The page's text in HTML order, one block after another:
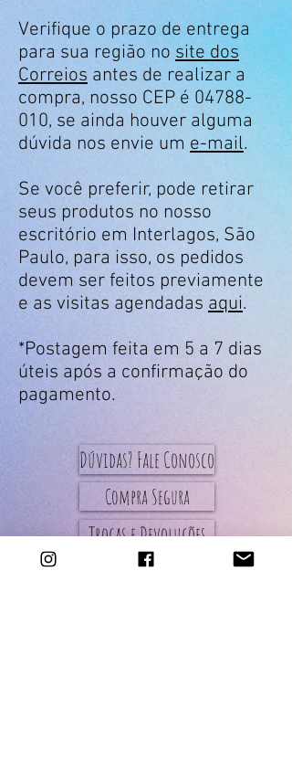
Verifique o prazo de entrega
para sua região no site dos
Correios antes de realizar a
compra, nosso CEP é 04788-
010, se ainda houver alguma
dúvida nos envie um e-mail.
Se você preferir, pode retirar
seus produtos no nosso
escritório em Interlagos, São
Paulo, para isso, os pedidos
devem ser feitos previamente
e as visitas agendadas aqui.
*Postagem feita em 5 a 7 dias
úteis após a confirmação do
pagamento.
Dúvidas? Fale Conosco
Compra Segura
Trocas e Devoluções
Entregas